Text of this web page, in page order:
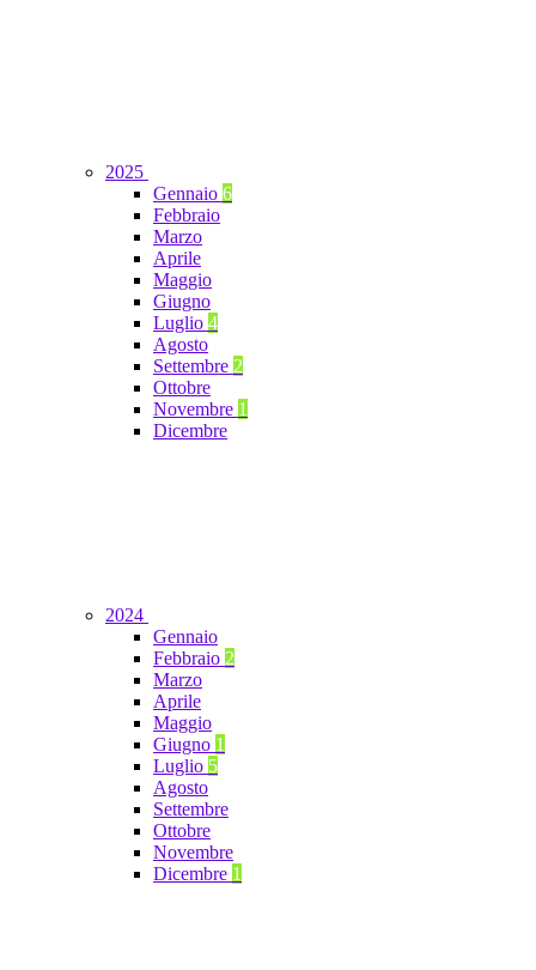
2025
Gennaio 6
Febbraio
Marzo
Aprile
Maggio
Giugno
Luglio 4
Agosto
Settembre 2
Ottobre
Novembre 1
Dicembre
2024
Gennaio
Febbraio 2
Marzo
Aprile
Maggio
Giugno 1
Luglio 5
Agosto
Settembre
Ottobre
Novembre
Dicembre 1